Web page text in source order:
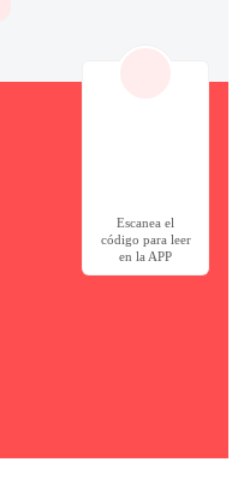
Escanea el
código para leer
en la APP